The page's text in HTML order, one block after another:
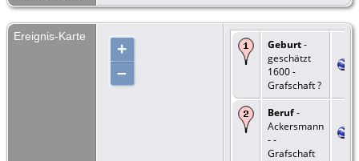
Ereignis-Karte
+
–
Geburt-
geschätzt
1600 -
Grafschaft ?
Beruf-
Ackersmann
- -
Grafschaft